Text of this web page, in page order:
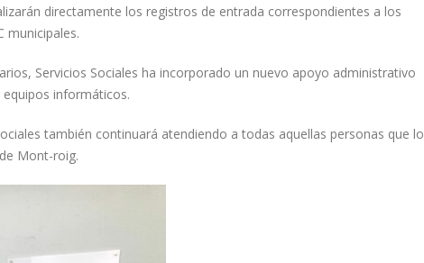
directamente los registros de entrada correspondientes a los
municipales.
Servicios Sociales ha incorporado un nuevo apoyo administrativo
informáticos.
también continuará atendiendo a todas aquellas personas que lo
Mont-roig.